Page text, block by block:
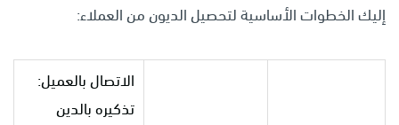
إليك الخطوات الأساسية لتحصيل الديون من العملاء:
الاتصال بالعميل:
تذكيره بالدين